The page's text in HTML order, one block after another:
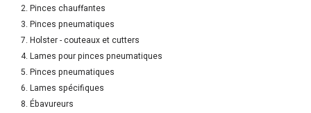
2. Pinces chauffantes
3. Pinces pneumatiques
7. Holster - couteaux et cutters
4. Lames pour pinces pneumatiques
5. Pinces pneumatiques
6. Lames spécifiques
8. Ébavureurs